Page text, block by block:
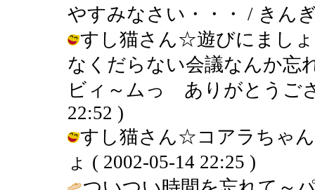
やすみなさい・・・ / きん
すし猫さん☆遊びにまし
なくだらない会議なんか忘
ビィ～ムっ ありがとうご
22:52 )
すし猫さん☆コアラちゃ
ょ ( 2002-05-14 22:25 )